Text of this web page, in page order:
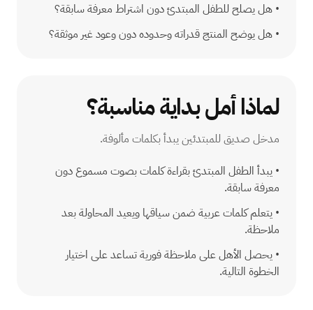
• هل يصلح للطفل المبتدئ دون اشتراط معرفة سابقة؟
• هل يوضح المنتج قدراته وحدوده دون وعود غير موثقة؟
لماذا أمل بداية مناسبة؟
مدخل صديق للمبتدئين يبدأ بكلمات مألوفة.
• يبدأ الطفل المبتدئ بقراءة كلمات بصوت مسموع دون
معرفة سابقة.
• يتعلم كلمات عربية ضمن سياقها ويعيد المحاولة بعد
ملاحظة.
• يحصل الأهل على ملاحظة فورية تساعد على اختيار
الخطوة التالية.